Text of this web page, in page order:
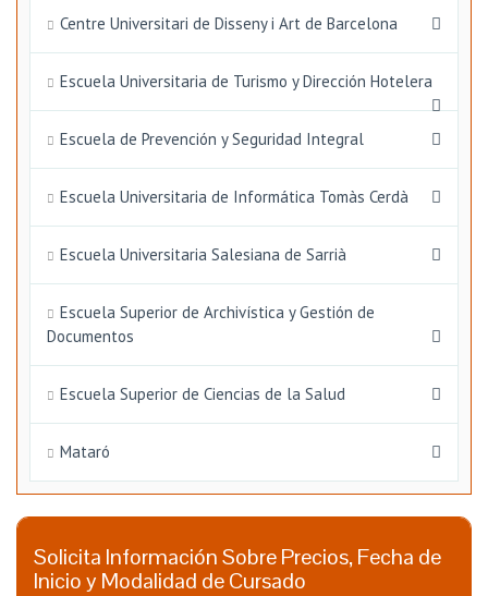
Centre Universitari de Disseny i Art de Barcelona
Escuela Universitaria de Turismo y Dirección Hotelera
Escuela de Prevención y Seguridad Integral
Escuela Universitaria de Informática Tomàs Cerdà
Escuela Universitaria Salesiana de Sarrià
Escuela Superior de Archivística y Gestión de
Documentos
Escuela Superior de Ciencias de la Salud
Mataró
Solicita Información Sobre Precios, Fecha de
Inicio y Modalidad de Cursado